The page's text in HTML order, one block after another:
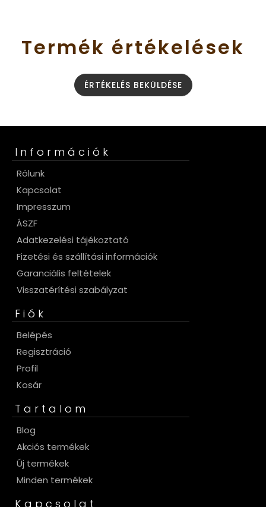
Termék értékelések
ÉRTÉKELÉS BEKÜLDÉSE
Információk
Rólunk
Kapcsolat
Impresszum
ÁSZF
Adatkezelési tájékoztató
Fizetési és szállítási információk
Garanciális feltételek
Visszatérítési szabályzat
Fiók
Belépés
Regisztráció
Profil
Kosár
Tartalom
Blog
Akciós termékek
Új termékek
Minden termékek
Kapcsolat